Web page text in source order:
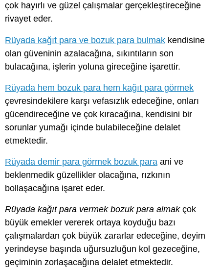
çok hayırlı ve güzel çalışmalar gerçekleştireceğine
rivayet eder.
Rüyada kağıt para ve bozuk para bulmak kendisine
olan güveninin azalacağına, sıkıntıların son
bulacağına, işlerin yoluna gireceğine işarettir.
Rüyada hem bozuk para hem kağıt para görmek
çevresindekilere karşı vefasızlık edeceğine, onları
gücendireceğine ve çok kıracağına, kendisini bir
sorunlar yumağı içinde bulabileceğine delalet
etmektedir.
Rüyada demir para görmek bozuk para ani ve
beklenmedik güzellikler olacağına, rızkının
bollaşacağına işaret eder.
Rüyada kağıt para vermek bozuk para almakçok
büyük emekler vererek ortaya koyduğu bazı
çalışmalardan çok büyük zararlar edeceğine, deyim
yerindeyse başında uğursuzluğun kol gezeceğine,
geçiminin zorlaşacağına delalet etmektedir.